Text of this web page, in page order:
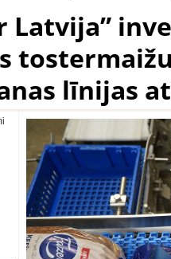
Latvija”
līnijas